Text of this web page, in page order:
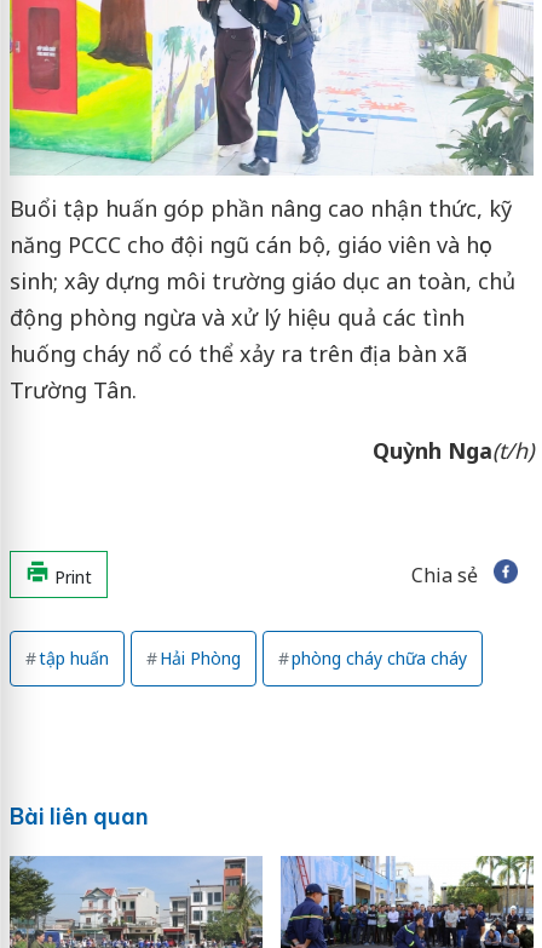
Buổi tập huấn góp phần nâng cao nhận thức, kỹ
năng PCCC cho đội ngũ cán bộ, giáo viên và học
sinh; xây dựng môi trường giáo dục an toàn, chủ
động phòng ngừa và xử lý hiệu quả các tình
huống cháy nổ có thể xảy ra trên địa bàn xã
Trường Tân.
Quỳnh Nga(t/h)
Print Chia sẻ
tập huấn Hải Phòng phòng cháy chữa cháy
Bài liên quan